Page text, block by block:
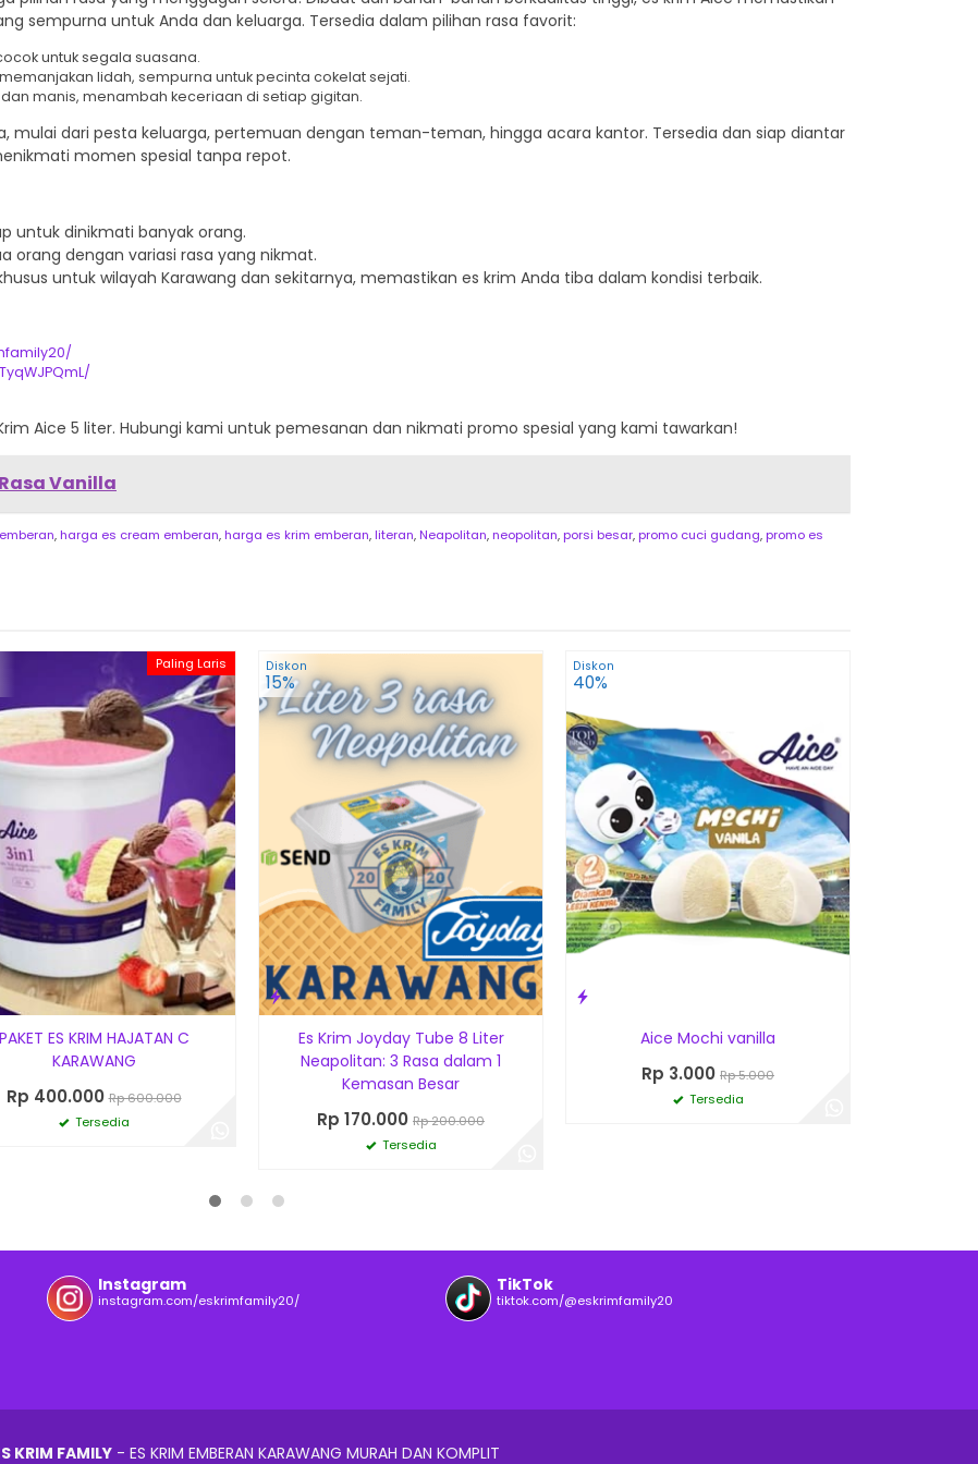
sempurna untuk Anda dan keluarga. Tersedia dalam pilihan rasa favorit:
untuk segala suasana.
lidah, sempurna untuk pecinta cokelat sejati.
manis, menambah keceriaan di setiap gigitan.
mulai dari pesta keluarga, pertemuan dengan teman-teman, hingga acara kantor. Tersedia dan siap diantar
momen spesial tanpa repot.
untuk dinikmati banyak orang.
orang dengan variasi rasa yang nikmat.
untuk wilayah Karawang dan sekitarnya, memastikan es krim Anda tiba dalam kondisi terbaik.
Aice 5 liter. Hubungi kami untuk pemesanan dan nikmati promo spesial yang kami tawarkan!
Vanilla
,harga es cream emberan,harga es krim emberan,literan,Neapolitan,neopolitan,porsi besar,promo cuci gudang,promo es
Paling Laris
PAKET ES KRIM HAJATAN C
KARAWANG
Rp 400.000 Rp 600.000
Tersedia
Diskon
15%
Es Krim Joyday Tube 8 Liter
Neapolitan: 3 Rasa dalam 1
Kemasan Besar
Rp 170.000 Rp 200.000
Tersedia
Diskon
40%
Aice Mochi vanilla
Rp 3.000 Rp 5.000
Tersedia
Instagram
instagram.com/eskrimfamily20/
TikTok
tiktok.com/@eskrimfamily20
KRIM FAMILY - ES KRIM EMBERAN KARAWANG MURAH DAN KOMPLIT